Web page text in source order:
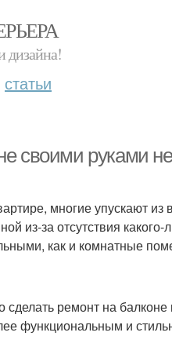
дизайна!
статьи
своими руками
многие упускают из
из-за отсутствия
как и комнатные
сделать ремонт на
функциональным и